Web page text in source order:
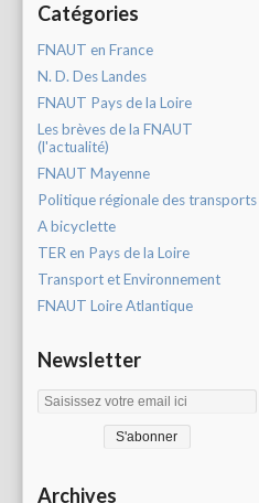
Catégories
FNAUT en France
N. D. Des Landes
FNAUT Pays de la Loire
Les brèves de la FNAUT
(l'actualité)
FNAUT Mayenne
Politique régionale des transports
A bicyclette
TER en Pays de la Loire
Transport et Environnement
FNAUT Loire Atlantique
Newsletter
Archives